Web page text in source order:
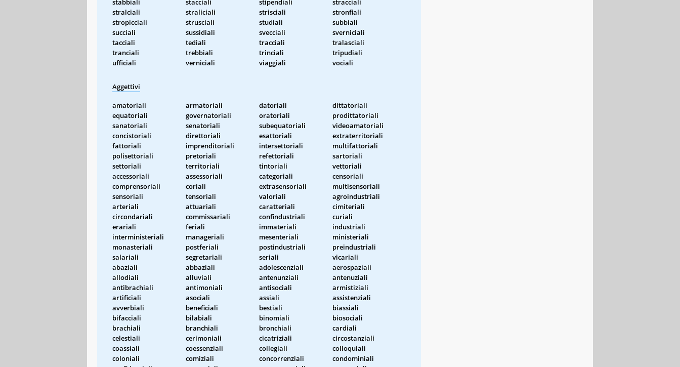
stralciali
straliciali strisciali
stronfiali
stropicciali
strusciali studiali
subbiali
succiali
sussidiali svecciali
sverniciali
tacciali
tediali tracciali
tralasciali
tranciali
trebbiali trinciali
tripudiali
ufficiali
verniciali viaggiali vociali
Aggettivi
amatoriali armatoriali datoriali
dittatoriali
equatoriali
governatoriali oratoriali
prodittatoriali
sanatoriali
senatoriali subequatoriali
videoamatoriali
concistoriali
direttoriali esattoriali
extraterritoriali
fattoriali
imprenditoriali intersettoriali
multifattoriali
polisettoriali
pretoriali refettoriali
sartoriali
settoriali
territoriali tintoriali
vettoriali
accessoriali
assessoriali categoriali
censoriali
comprensoriali
coriali extrasensoriali
multisensoriali
sensoriali
tensoriali valoriali
agroindustriali
arteriali
attuariali caratteriali
cimiteriali
circondariali
commissariali confindustriali
curiali
erariali
feriali immateriali
industriali
interministeriali
manageriali mesenteriali
ministeriali
monasteriali
postferiali postindustriali
preindustriali
salariali
segretariali seriali
vicariali
abaziali
abbaziali adolescenziali
aerospaziali
allodiali
alluviali antenunziali
antenuziali
antibrachiali
antimoniali antisociali
armistiziali
artificiali
asociali assiali
assistenziali
avverbiali
beneficiali bestiali
biassiali
bifacciali
bilabiali binomiali
biosociali
brachiali
branchiali bronchiali
cardiali
celestiali
cerimoniali cicatriziali
circostanziali
coassiali
coessenziali collegiali
colloquiali
coloniali
comiziali concorrenziali
condominiali